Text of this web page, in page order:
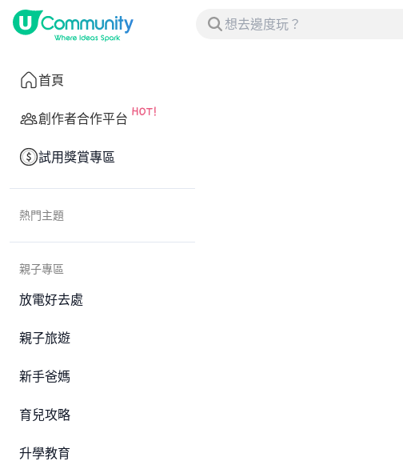
首頁
創作者合作平台
試用獎賞專區
熱門主題
親子專區
放電好去處
親子旅遊
新手爸媽
育兒攻略
升學教育